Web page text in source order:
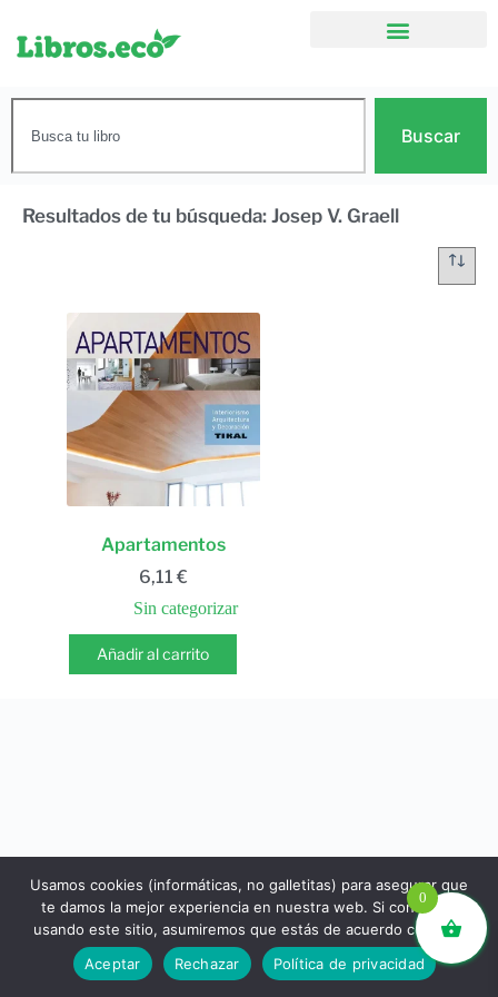
Buscar
Resultados de tu búsqueda: Josep V. Graell
Apartamentos
6,11 €
Sin categorizar
Añadir al carrito
libros.eco © - Desde Barcelona para el mundo 💚 |
Devoluciones y reembolsos|Política de Privacidad
0
Usamos cookies (informáticas, no galletitas) para asegurar que
te damos la mejor experiencia en nuestra web. Si continúas
usando este sitio, asumiremos que estás de acuerdo con ello.
Aceptar
Rechazar Política de privacidad